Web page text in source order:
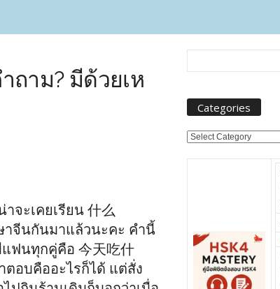
ถาม? มีด้วยเห
จะเคยเรียน 什么
าจีนกันมาแล้วนะคะ คำนี้
ฟนทุกคู่คือ 今天吃什
ตอบคืออะไรก็ได้ แต่สั่ง
Categories
Categories